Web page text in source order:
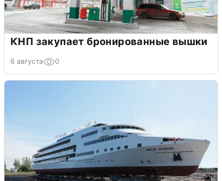
КНП закупает бронированные вышки
6 августа 0